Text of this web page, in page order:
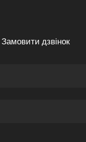
Замовити дзвінок